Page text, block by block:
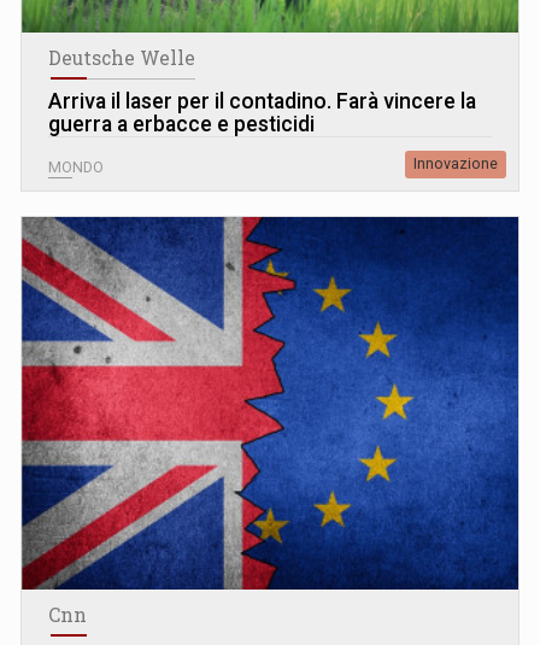
Deutsche Welle
Arriva il laser per il contadino. Farà vincere la
guerra a erbacce e pesticidi
MONDO Innovazione
Cnn